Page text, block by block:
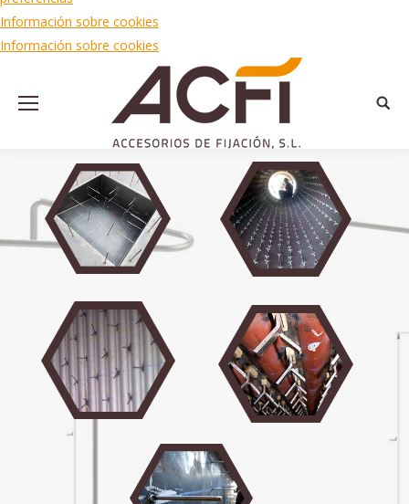
Información sobre cookies
Información sobre cookies